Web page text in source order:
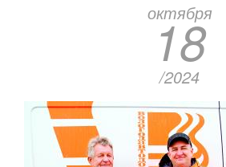
октября
18
/2024